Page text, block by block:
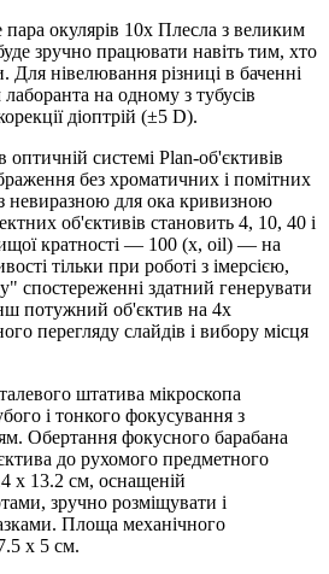
окулярів 10х Плесла з великим
зручно працювати навіть тим, хто
Для нівелювання різниці в баченні
на одному з тубусів
діоптрій (±5 D).
оптичній системі Plan-об'єктивів
без хроматичних і помітних
невиразною для ока кривизною
об'єктивів становить 4, 10, 40 і
кратності — 100 (х, oil) — на
тільки при роботі з імерсією,
спостереженні здатний генерувати
потужний об'єктив на 4x
перегляду слайдів і вибору місця
штатива мікроскопа
і тонкого фокусування з
Обертання фокусного барабана
до рухомого предметного
х 13.2 см, оснащеній
зручно розміщувати і
Площа механічного
х 5 см.